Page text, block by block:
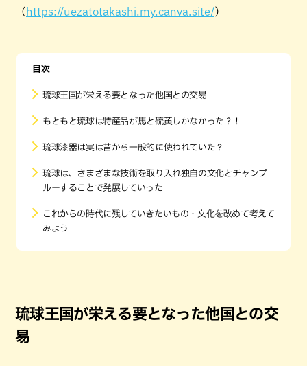
（ https://uezatotakashi.my.canva.site/）
目次
琉球王国が栄える要となった他国との交易
もともと琉球は特産品が馬と硫黄しかなかった？！
琉球漆器は実は昔から一般的に使われていた？
琉球は、さまざまな技術を取り入れ独自の文化とチャンプ
ルーすることで発展していった
これからの時代に残していきたいもの・文化を改めて考えて
みよう
琉球王国が栄える要となった他国との交
易